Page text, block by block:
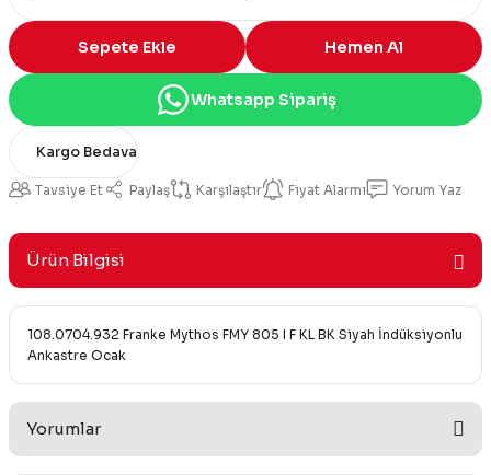
Sepete Ekle Hemen Al
Whatsapp Sipariş
Kargo Bedava
Tavsiye Et Paylaş Karşılaştır Fiyat Alarmı Yorum Yaz
Ürün Bilgisi
108.0704.932 Franke Mythos FMY 805 I F KL BK Siyah İndüksiyonlu
Ankastre Ocak
Yorumlar